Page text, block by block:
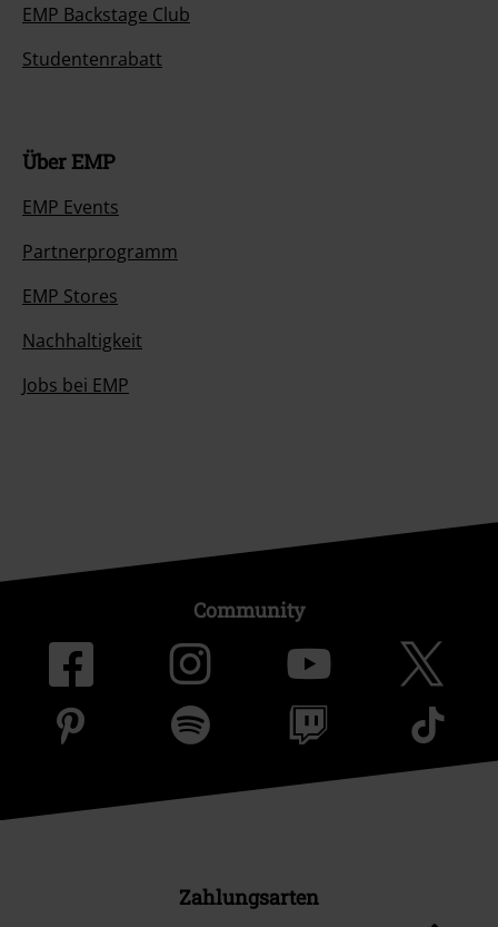
EMP Backstage Club
Studentenrabatt
Über EMP
EMP Events
Partnerprogramm
EMP Stores
Nachhaltigkeit
Jobs bei EMP
Community
Zahlungsarten